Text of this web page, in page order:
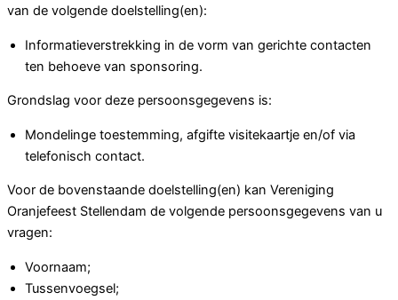
van de volgende doelstelling(en):
Informatieverstrekking in de vorm van gerichte contacten
ten behoeve van sponsoring.
Grondslag voor deze persoonsgegevens is:
Mondelinge toestemming, afgifte visitekaartje en/of via
telefonisch contact.
Voor de bovenstaande doelstelling(en) kan Vereniging
Oranjefeest Stellendam de volgende persoonsgegevens van u
vragen:
Voornaam;
Tussenvoegsel;